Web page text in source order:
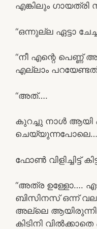
എങ്കിലും ഗായത്രി
“ഒന്നുല്ല ഏട്ടാ
“നീ എന്റെ
എല്ലാം
“അത്….
കുറച്ചു നാൾ
ഫോൺ വിളിച്ചിട്ട്
“അത്ര ഉള്ളോ….
ബിസിനസ് ഒന്ന്
അല്ലെ
കിടിനി